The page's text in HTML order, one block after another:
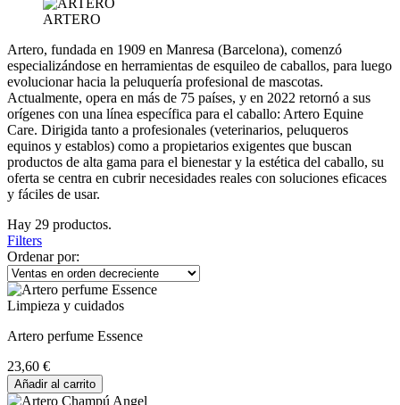
ARTERO
Artero, fundada en 1909 en Manresa (Barcelona), comenzó
especializándose en herramientas de esquileo de caballos, para luego
evolucionar hacia la peluquería profesional de mascotas.
Actualmente, opera en más de 75 países, y en 2022 retornó a sus
orígenes con una línea específica para el caballo: Artero Equine
Care. Dirigida tanto a profesionales (veterinarios, peluqueros
equinos y establos) como a propietarios exigentes que buscan
productos de alta gama para el bienestar y la estética del caballo, su
oferta se centra en cubrir necesidades reales con soluciones eficaces
y fáciles de usar.
Hay 29 productos.
Filters
Ordenar por:
Limpieza y cuidados
Artero perfume Essence
23,60 €
Añadir al carrito